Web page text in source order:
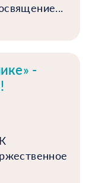
-